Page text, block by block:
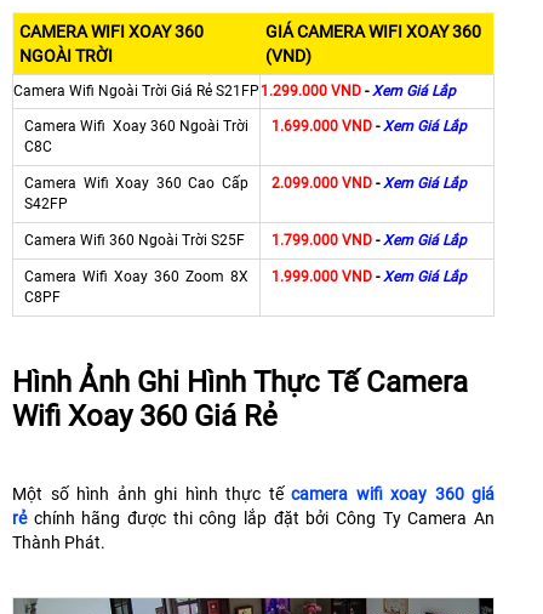
CAMERA WIFI XOAY 360
NGOÀI TRỜI
GIÁ CAMERA WIFI XOAY 360
(VND)
Camera Wifi Ngoài Trời Giá Rẻ S21FP 1.299.000 VND -Xem Giá Lắp
Camera Wifi Xoay 360 Ngoài Trời
C8C
1.699.000 VND -Xem Giá Lắp
Camera Wifi Xoay 360 Cao Cấp
S42FP
2.099.000 VND -Xem Giá Lắp
Camera Wifi 360 Ngoài Trời S25F 1.799.000 VND -Xem Giá Lắp
Camera Wifi Xoay 360 Zoom 8X
C8PF
1.999.000 VND -Xem Giá Lắp
Hình Ảnh Ghi Hình Thực Tế Camera
Wifi Xoay 360 Giá Rẻ
Một số hình ảnh ghi hình thực tế camera wifi xoay 360 giá
rẻchính hãng được thi công lắp đặt bởi Công Ty Camera An
Thành Phát.